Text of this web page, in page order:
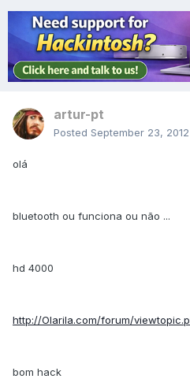
artur-pt
Posted September 23, 2012
olá
bluetooth ou funciona ou não ...
hd 4000
http://Olarila.com/forum/
bom hack